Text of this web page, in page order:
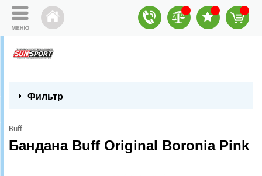
Фильтр
Buff
Бандана Buff Original Boronia Pink